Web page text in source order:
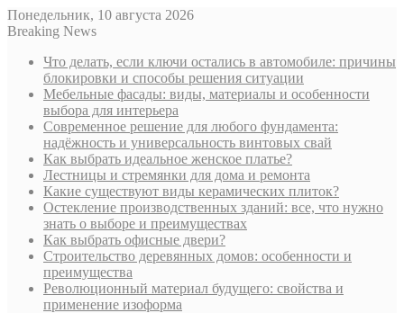
Понедельник, 10 августа 2026
Breaking News
Что делать, если ключи остались в автомобиле: причины
блокировки и способы решения ситуации
Мебельные фасады: виды, материалы и особенности
выбора для интерьера
Современное решение для любого фундамента:
надёжность и универсальность винтовых свай
Как выбрать идеальное женское платье?
Лестницы и стремянки для дома и ремонта
Какие существуют виды керамических плиток?
Остекление производственных зданий: все, что нужно
знать о выборе и преимуществах
Как выбрать офисные двери?
Строительство деревянных домов: особенности и
преимущества
Революционный материал будущего: свойства и
применение изоформа